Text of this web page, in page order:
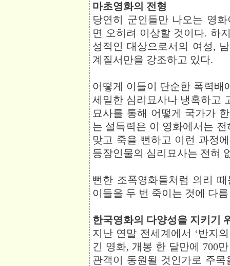
마초영화의 전형
당연히 군인들만 나오는 영
면 오히려 이상할 것이다. 하
성적인 대상으로서의 여성,
계질서만을 강조하고 있다.
어떻게 이들이 단순한 폭력배
세밀한 심리묘사나 냉혹하고
묘사를 통해 어떻게 국가가
는 설득력은 이 영화에서는
맞고 죽을 뻔하고 이런 과정
등장인물의 심리묘사는 전혀
뻔한 조폭영화들처럼 의리
이들을 두 번 죽이는 것에 다
한국영화의 다양성을 지키기
지난 연말 전세계에서 ‘반지
긴 영화, 개봉 한 달만에 700
관객이 동원될 것인가로 주목